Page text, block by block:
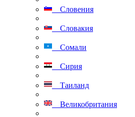
Словения
Словакия
Сомали
Сирия
Таиланд
Великобритания